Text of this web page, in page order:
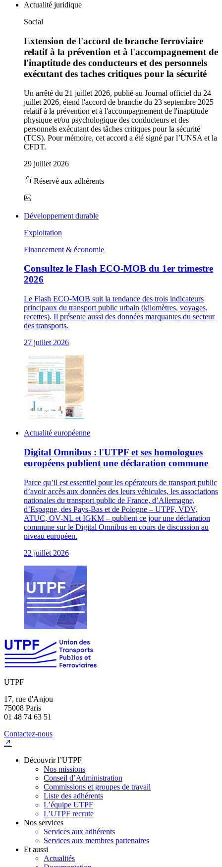
Actualité juridique
Social
Extension de l'accord de branche ferroviaire
relatif à la prévention et à l'accompagnement de
l'inaptitude des conducteurs et des personnels
exécutant des taches critiques pour la sécurité
Un arrêté du 21 juillet 2026, publié au Journal officiel du 24
juillet 2026, étend l'accord de branche du 23 septembre 2025
relatif à la prévention et à l'accompagnement de l'inaptitude
physique et/ou psychologique des conducteurs et des
personnels exécutant des tâches critiques pour la sécurité
(TCS). Pour mémoire, cet accord a été signé par l’UNSA et la
CFDT.
29 juillet 2026
Réservé aux adhérents
Développement durable
Exploitation
Financement & économie
Consultez le Flash ECO-MOB du 1er trimestre
2026
Le Flash ECO-MOB suit la tendance des trois indicateurs
principaux du transport public urbain (kilomètres, voyages,
recettes). Il présente aussi des données marquantes du secteur
des transports.
27 juillet 2026
Actualité européenne
Digital Omnibus : l'UTPF et ses homologues
européens publient une déclaration commune
Parce qu’il est essentiel pour les opérateurs de transport public
d’avoir accès aux données des leurs véhicules, les associations
nationales du transport public de France, d’Allemagne,
d’Espagne, des Pays-Bas et de Pologne – UTPF, VDV,
ATUC, OV-NL et IGKM – publient ce jour une déclaration
commune sur le Digital Omnibus en cours de discussion au
niveau européen.
22 juillet 2026
UTPF
17, rue d'Anjou
75008 Paris
01 48 74 63 51
Contactez-nous
Découvrir l’UTPF
Nos missions
Conseil d’Administration
Commissions et groupes de travail
Liste des adhérents
L’équipe UTPF
L’UTPF recrute
Nos services
Services aux adhérents
Services aux membres partenaires
Et aussi
Actualités